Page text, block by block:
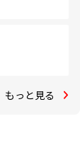
もっと見る